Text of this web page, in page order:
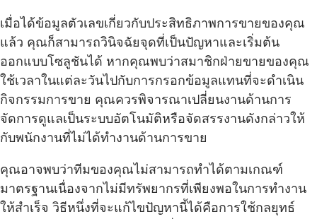
เมื่อได้ข้อมูลตัวเลขเกี่ยวกับประสิทธิภาพการขายของคุณ
แล้ว คุณก็สามารถวินิจฉัยจุดที่เป็นปัญหาและเริ่มต้น
ออกแบบโซลูชันได้ หากคุณพบว่าสมาชิกฝ่ายขายของคุณ
ใช้เวลาในแต่ละวันไปกับการกรอกข้อมูลแทนที่จะดำเนิน
กิจกรรมการขาย คุณควรพิจารณาเปลี่ยนงานด้านการ
จัดการดูแลเป็นระบบอัตโนมัติหรือจัดสรรงานดังกล่าวให้
กับพนักงานที่ไม่ได้ทำงานด้านการขาย
คุณอาจพบว่าทีมของคุณไม่สามารถทำได้ตามเกณฑ์
มาตรฐานเนื่องจากไม่มีทรัพยากรที่เพียงพอในการทำงาน
ให้สำเร็จ วิธีหนึ่งที่จะแก้ไขปัญหานี้ได้คือการใช้กลยุทธ์